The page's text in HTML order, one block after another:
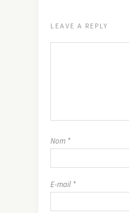
LEAVE A REPLY
Nom *
E-mail *